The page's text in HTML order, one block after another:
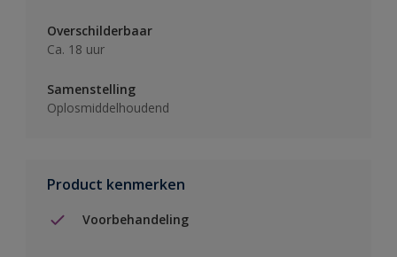
Overschilderbaar
Ca. 18 uur
Samenstelling
Oplosmiddelhoudend
Product kenmerken
Voorbehandeling